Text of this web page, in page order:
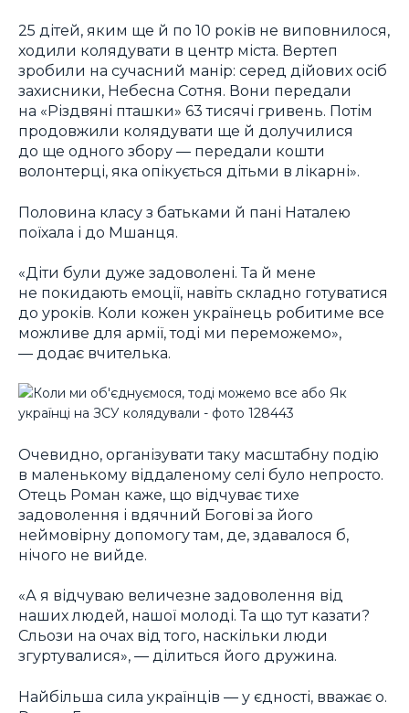
25 дітей, яким ще й по 10 років не виповнилося,
ходили колядувати в центр міста. Вертеп
зробили на сучасний манір: серед дійових осіб
захисники, Небесна Сотня. Вони передали
на «Різдвяні пташки» 63 тисячі гривень. Потім
продовжили колядувати ще й долучилися
до ще одного збору ― передали кошти
волонтерці, яка опікується дітьми в лікарні».
Половина класу з батьками й пані Наталею
поїхала і до Мшанця.
«Діти були дуже задоволені. Та й мене
не покидають емоції, навіть складно готуватися
до уроків. Коли кожен українець робитиме все
можливе для армії, тоді ми переможемо»,
― додає вчителька.
Очевидно, організувати таку масштабну подію
в маленькому віддаленому селі було непросто.
Отець Роман каже, що відчуває тихе
задоволення і вдячний Богові за його
неймовірну допомогу там, де, здавалося б,
нічого не вийде.
«А я відчуваю величезне задоволення від
наших людей, нашої молоді. Та що тут казати?
Сльози на очах від того, наскільки люди
згуртувалися», ― ділиться його дружина.
Найбільша сила українців ― у єдності, вважає о.